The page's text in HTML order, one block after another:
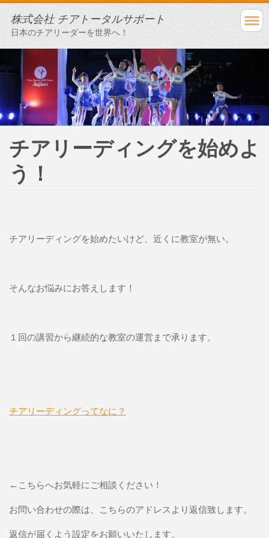
株式会社 チアトータルサポート
日本のチアリーダーを世界へ！
チアリーディングを始めよ
う！
チアリーディングを始めたいけど、近くに教室が無い。
そんなお悩みにお答えします！
１回の講習から継続的な教室の運営まで承ります。
チアリーディングってなに？
←こちらへお気軽にご相談ください！
お問い合わせの際は、こちらのアドレスより返信致します。
返信が届くよう設定をお願いいたします。